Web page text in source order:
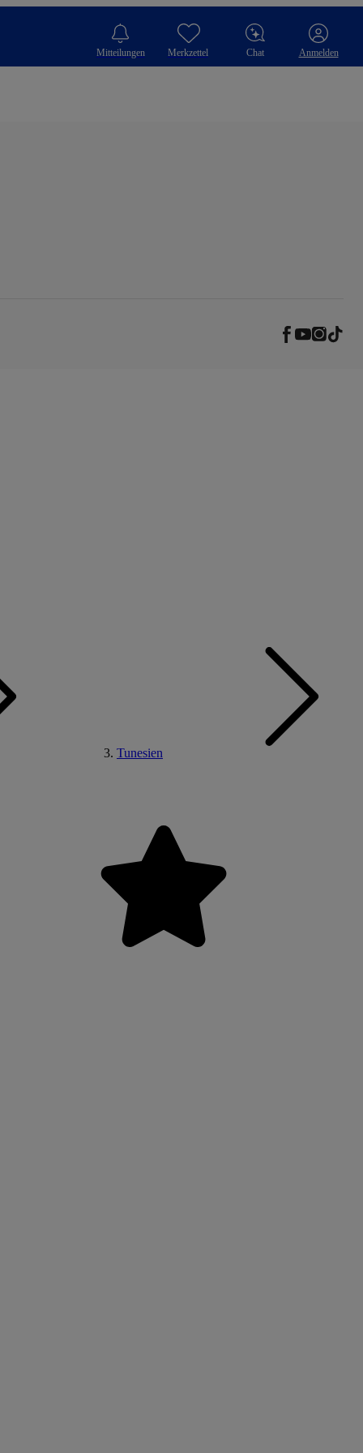
Mitteilungen Merkzettel Chat Anmelden
Tunesien